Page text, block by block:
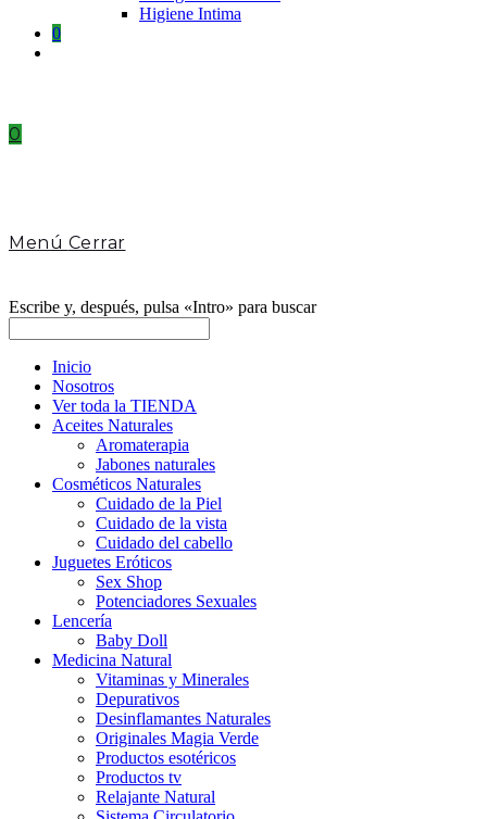
Higiene Intima
0
0
Menú Cerrar
Escribe y, después, pulsa «Intro» para buscar
Inicio
Nosotros
Ver toda la TIENDA
Aceites Naturales
Aromaterapia
Jabones naturales
Cosméticos Naturales
Cuidado de la Piel
Cuidado de la vista
Cuidado del cabello
Juguetes Eróticos
Sex Shop
Potenciadores Sexuales
Lencería
Baby Doll
Medicina Natural
Vitaminas y Minerales
Depurativos
Desinflamantes Naturales
Originales Magia Verde
Productos esotéricos
Productos tv
Relajante Natural